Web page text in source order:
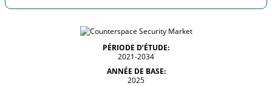
PÉRIODE D’ÉTUDE:
2021-2034
ANNÉE DE BASE:
2025